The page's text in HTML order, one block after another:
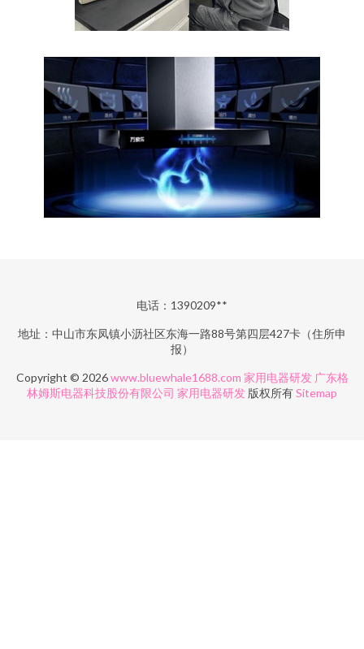
电话：1390209**
地址：中山市东凤镇小沥社区东海一路88号第四层427卡（住所申
报）
Copyright © 2026www.bluewhale1688.com 家用电器研发 广东格
林姆斯电器科技股份有限公司 家用电器研发 版权所有Sitemap